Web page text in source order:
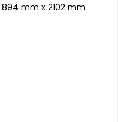
894 mm x 2102 mm